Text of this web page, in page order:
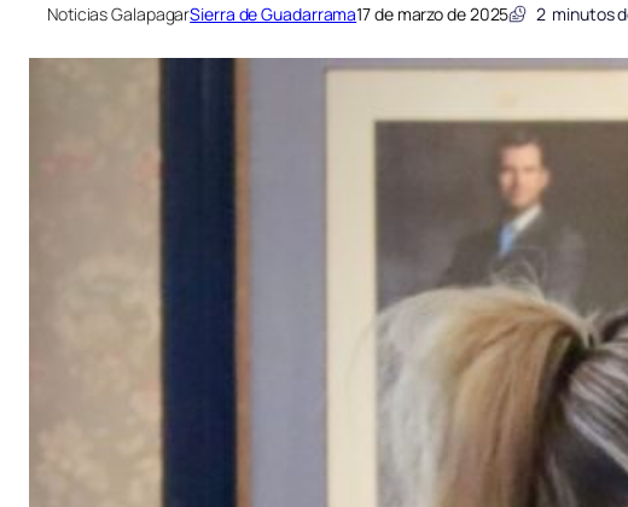
Noticias GalapagarSierra de Guadarrama17 de marzo de 2025 2 minutos